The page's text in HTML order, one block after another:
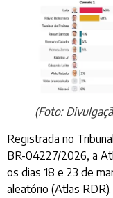
(Foto:
Registrada no
BR-04227/2026, a
os dias 18 e 23 de
aleatório (Atlas